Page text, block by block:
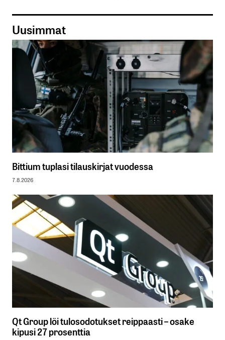
Uusimmat
Bittium tuplasi tilauskirjat vuodessa
7.8.2026
Qt Group löi tulosodotukset reippaasti – osake
kipusi 27 prosenttia